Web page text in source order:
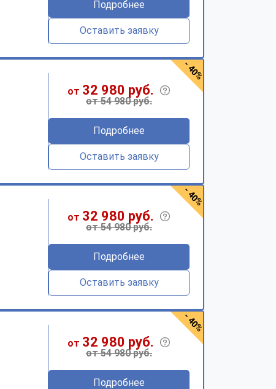
Подробнее
Оставить заявку
от 32 980 руб.
от 54 980 руб.
Подробнее
Оставить заявку
- 40%
от 32 980 руб.
от 54 980 руб.
Подробнее
Оставить заявку
- 40%
от 32 980 руб.
от 54 980 руб.
Подробнее
- 40%